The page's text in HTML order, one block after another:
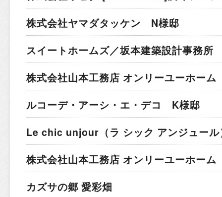
株式会社ヤマダタッケン N様邸
スイートホームズ／坂本建築設計事務
株式会社山本工務店 オンリーユーホー
ルコーデ・アーシ・エ・デコ K様邸
Le chic unjour（ラ シック アンジュール
株式会社山本工務店 オンリーユーホー
カズサの郷 愛彩畑